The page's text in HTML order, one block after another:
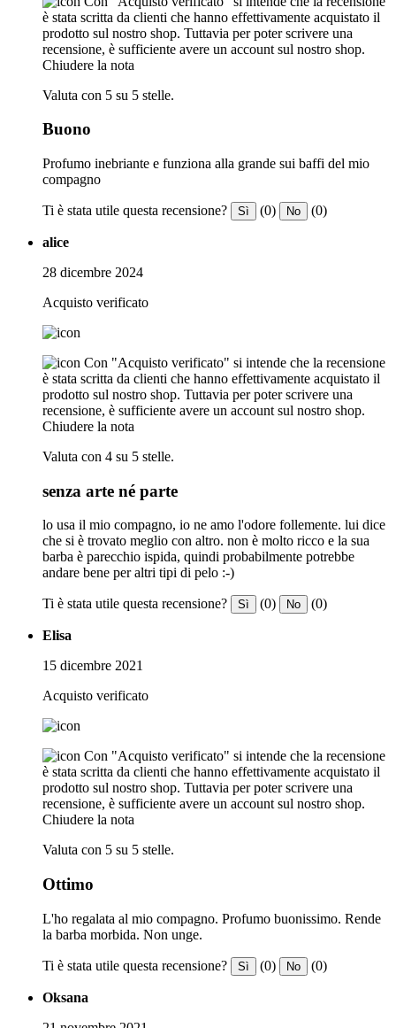
è stata scritta da clienti che hanno effettivamente acquistato il
prodotto sul nostro shop. Tuttavia per poter scrivere una
recensione, è sufficiente avere un account sul nostro shop.
Chiudere la nota
Valuta con 5 su 5 stelle.
Buono
Profumo inebriante e funziona alla grande sui baffi del mio
compagno
Ti è stata utile questa recensione? Sì (0) No (0)
alice
28 dicembre 2024
Acquisto verificato
Con "Acquisto verificato" si intende che la recensione
è stata scritta da clienti che hanno effettivamente acquistato il
prodotto sul nostro shop. Tuttavia per poter scrivere una
recensione, è sufficiente avere un account sul nostro shop.
Chiudere la nota
Valuta con 4 su 5 stelle.
senza arte né parte
lo usa il mio compagno, io ne amo l'odore follemente. lui dice
che si è trovato meglio con altro. non è molto ricco e la sua
barba è parecchio ispida, quindi probabilmente potrebbe
andare bene per altri tipi di pelo :-)
Ti è stata utile questa recensione? Sì (0) No (0)
Elisa
15 dicembre 2021
Acquisto verificato
Con "Acquisto verificato" si intende che la recensione
è stata scritta da clienti che hanno effettivamente acquistato il
prodotto sul nostro shop. Tuttavia per poter scrivere una
recensione, è sufficiente avere un account sul nostro shop.
Chiudere la nota
Valuta con 5 su 5 stelle.
Ottimo
L'ho regalata al mio compagno. Profumo buonissimo. Rende
la barba morbida. Non unge.
Ti è stata utile questa recensione? Sì (0) No (0)
Oksana